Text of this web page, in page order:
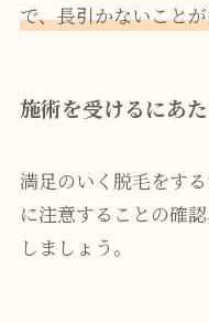
で、長引かないこと
施術を受けるにあ
満足のいく脱毛をす
に注意することの確
しましょう。